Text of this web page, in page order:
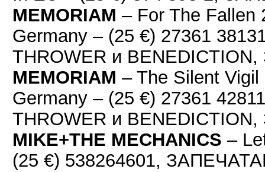
MEMORIAM – For The Fallen
Germany – (25 €) 27361
THROWER и
MEMORIAM – The Silent
Germany – (25 €) 27361
THROWER и
MIKE+THE MECHANICS –
(25 €) 538264601,